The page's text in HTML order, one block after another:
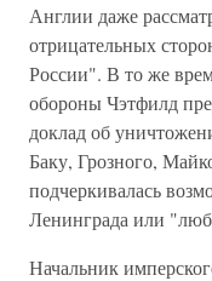
Англии даже
отрицательных
России". В то же
обороны Чэтфилд
доклад об
Баку, Грозного,
подчеркивалась
Ленинграда или
Начальник